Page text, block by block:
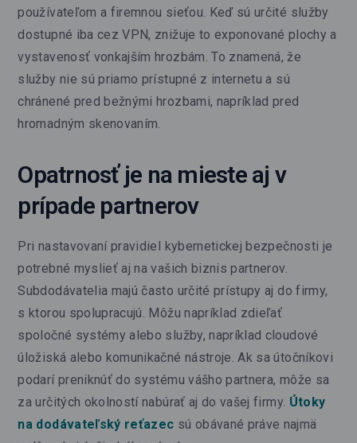
používateľom a firemnou sieťou. Keď sú určité služby
dostupné iba cez VPN, znižuje to exponované plochy a
vystavenosť vonkajším hrozbám. To znamená, že
služby nie sú priamo prístupné z internetu a sú
chránené pred bežnými hrozbami, napríklad pred
hromadným skenovaním.
Opatrnosť je na mieste aj v
prípade partnerov
Pri nastavovaní pravidiel kybernetickej bezpečnosti je
potrebné myslieť aj na vašich biznis partnerov.
Subdodávatelia majú často určité prístupy aj do firmy,
s ktorou spolupracujú. Môžu napríklad zdieľať
spoločné systémy alebo služby, napríklad cloudové
úložiská alebo komunikačné nástroje. Ak sa útočníkovi
podarí preniknúť do systému vášho partnera, môže sa
za určitých okolností nabúrať aj do vašej firmy. Útoky
na dodávateľský reťazec sú obávané práve najmä